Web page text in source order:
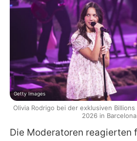
Die Moderatoren reagierten
Getty Images
Olivia Rodrigo bei der exklusiven
2026 in Barcelona